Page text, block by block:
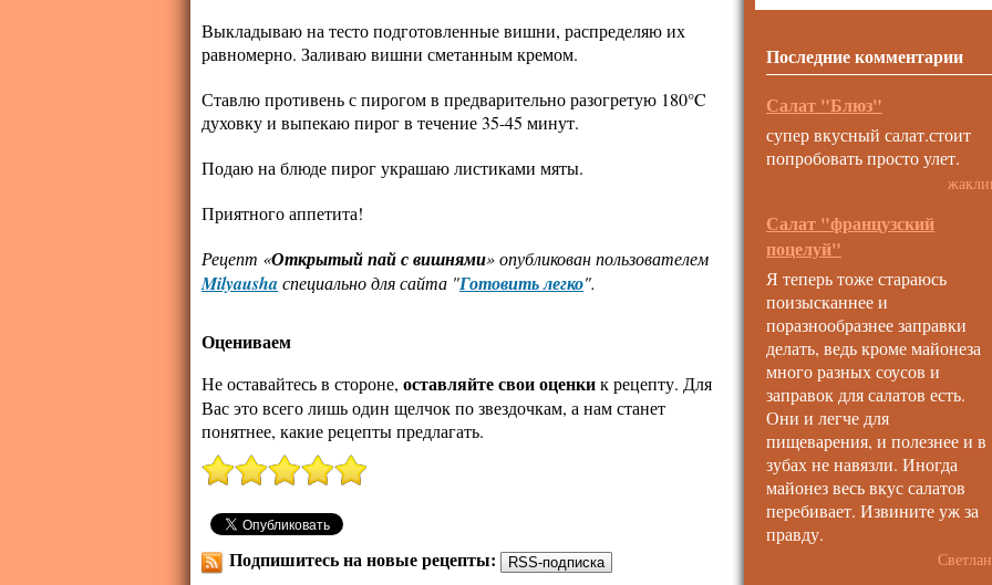
Выкладываю на тесто подготовленные вишни, распределяю их
равномерно. Заливаю вишни сметанным кремом.
Ставлю противень с пирогом в предварительно разогретую 180°C
духовку и выпекаю пирог в течение 35-45 минут.
Подаю на блюде пирог украшаю листиками мяты.
Приятного аппетита!
Рецепт «Открытый пай с вишнями» опубликован пользователем
Milyaushaспециально для сайта "Готовить легко".
Оцениваем
Не оставайтесь в стороне, оставляйте свои оценкик рецепту. Для
Вас это всего лишь один щелчок по звездочкам, а нам станет
понятнее, какие рецепты предлагать.
Подпишитесь на новые рецепты:
Последние комментарии
Салат "Блюз"
супер вкусный салат.стоит
попробовать просто улет.
Салат "французский
поцелуй"
Я теперь тоже стараюсь
поизысканнее и
поразнообразнее заправки
делать, ведь кроме майонеза
много разных соусов и
заправок для салатов есть.
Они и легче для
пищеварения, и полезнее и в
зубах не навязли. Иногда
майонез весь вкус салатов
перебивает. Извините уж за
правду.